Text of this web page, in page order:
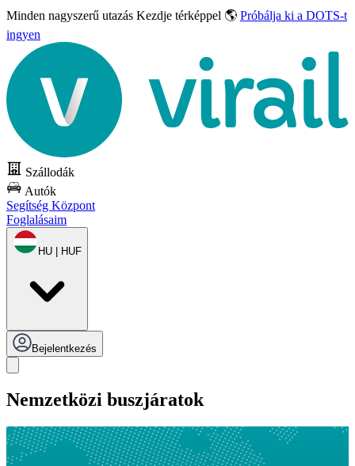
Minden nagyszerű utazás Kezdje térképpel 🌎 Próbálja ki a DOTS-t
ingyen
Szállodák
Autók
Segítség Központ
Foglalásaim
HU | HUF
Bejelentkezés
Nemzetközi buszjáratok